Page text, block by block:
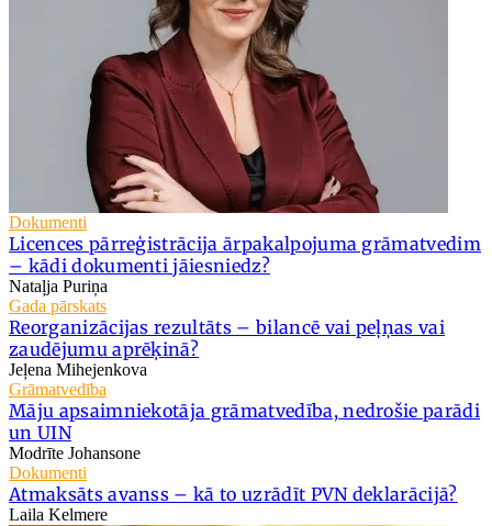
Dokumenti
Licences pārreģistrācija ārpakalpojuma grāmatvedim
– kādi dokumenti jāiesniedz?
Nataļja Puriņa
Gada pārskats
Reorganizācijas rezultāts – bilancē vai peļņas vai
zaudējumu aprēķinā?
Jeļena Mihejenkova
Grāmatvedība
Māju apsaimniekotāja grāmatvedība, nedrošie parādi
un UIN
Modrīte Johansone
Dokumenti
Atmaksāts avanss – kā to uzrādīt PVN deklarācijā?
Laila Kelmere